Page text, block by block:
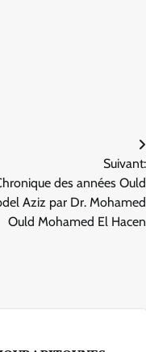
Suivant:
des années Ould
Aziz par Dr. Mohamed
Ould Mohamed El Hacen